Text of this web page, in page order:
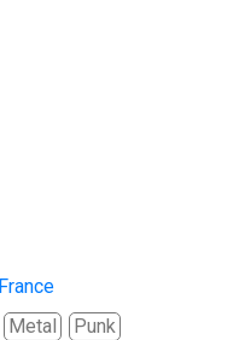
France
Metal
Punk